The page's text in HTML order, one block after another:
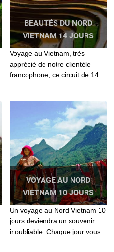
BEAUTÉS DU NORD
VIETNAM 14 JOURS
Voyage au Vietnam, très
apprécié de notre clientèle
francophone, ce circuit de 14
VOYAGE AU NORD
VIETNAM 10 JOURS
Un voyage au Nord Vietnam 10
jours deviendra un souvenir
inoubliable. Chaque jour vous